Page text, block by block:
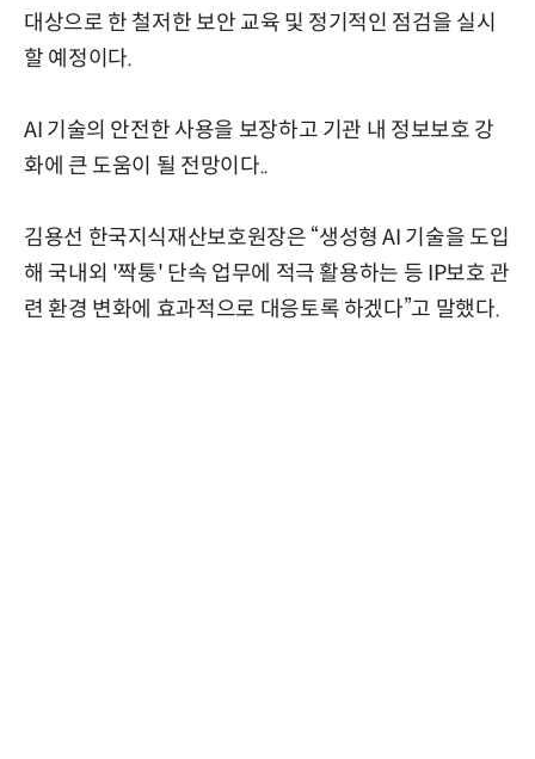
대상으로 한 철저한 보안 교육 및 정기적인 점검을 실시
할 예정이다.
AI 기술의 안전한 사용을 보장하고 기관 내 정보보호 강
화에 큰 도움이 될 전망이다..
김용선 한국지식재산보호원장은 “생성형 AI 기술을 도입
해 국내외 '짝퉁' 단속 업무에 적극 활용하는 등 IP보호 관
련 환경 변화에 효과적으로 대응토록 하겠다”고 말했다.